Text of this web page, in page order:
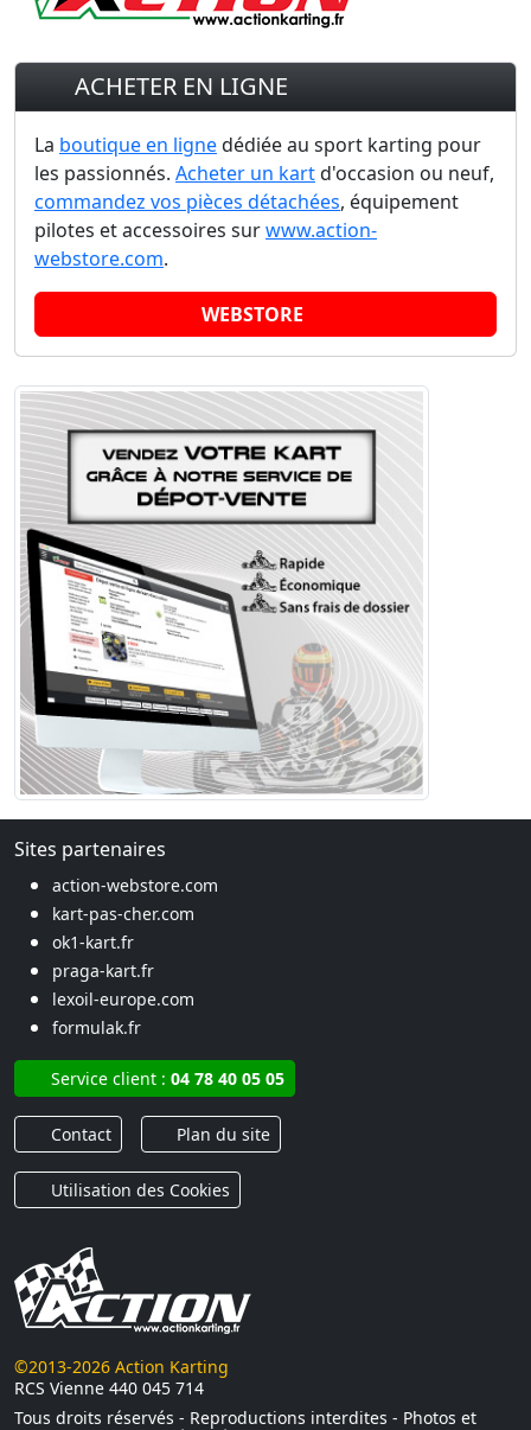
ACHETER EN LIGNE
La boutique en lignedédiée au sport karting pour
les passionnés. Acheter un kartd'occasion ou neuf,
commandez vos pièces détachées, équipement
pilotes et accessoires surwww.action-
webstore.com.
WEBSTORE
Sites partenaires
action-webstore.com
kart-pas-cher.com
ok1-kart.fr
praga-kart.fr
lexoil-europe.com
formulak.fr
Service client : 04 78 40 05 05
Contact Plan du site
Utilisation des Cookies
©2013-2026 Action Karting
RCS Vienne 440 045 714
Tous droits réservés - Reproductions interdites - Photos et